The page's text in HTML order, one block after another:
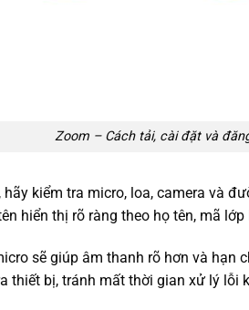
Zoom – Cách tải, cài đặt và
kiểm tra micro, loa, camera và
hiển thị rõ ràng theo họ tên, mã
sẽ giúp âm thanh rõ hơn và hạn
thiết bị, tránh mất thời gian xử lý lỗi